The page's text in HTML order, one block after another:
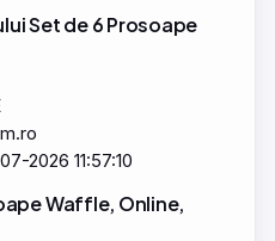
Set de 6 Prosoape
2026 11:57:10
Waffle, Online,